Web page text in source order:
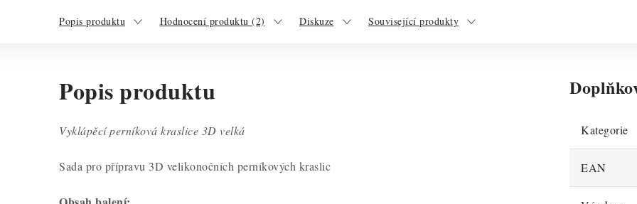
Popis produktu Hodnocení produktu (2) Diskuze Související produkty
Popis produktu
Vyklápěcí perníková kraslice 3D velká
Sada pro přípravu 3D velikonočních perníkových kraslic
Kategorie
EAN